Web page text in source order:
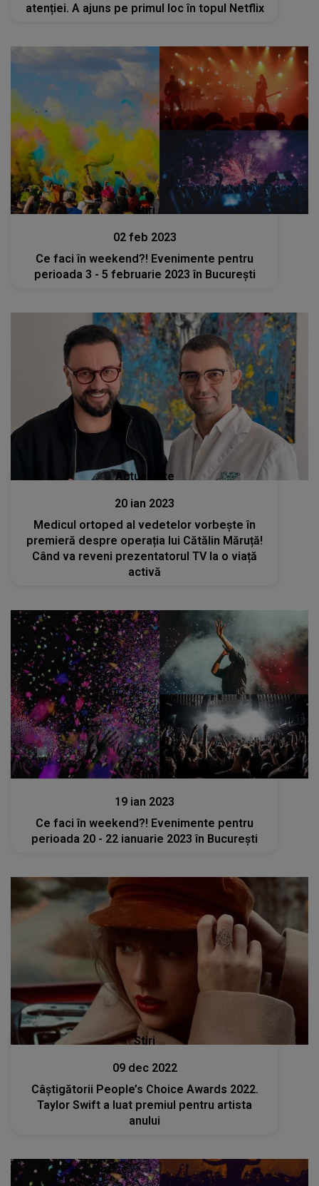
atenției. A ajuns pe primul loc în topul Netflix
Stiri
02 feb 2023
Ce faci în weekend?! Evenimente pentru
perioada 3 - 5 februarie 2023 în București
Actualitate
20 ian 2023
Medicul ortoped al vedetelor vorbește în
premieră despre operația lui Cătălin Măruță!
Când va reveni prezentatorul TV la o viață
activă
Stiri
19 ian 2023
Ce faci în weekend?! Evenimente pentru
perioada 20 - 22 ianuarie 2023 în București
Stiri
09 dec 2022
Câştigătorii People’s Choice Awards 2022.
Taylor Swift a luat premiul pentru artista
anului